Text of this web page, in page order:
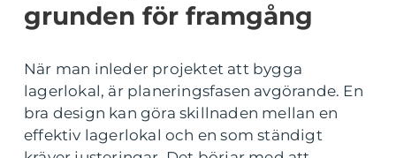
grunden för framgång
När man inleder projektet att bygga
lagerlokal, är planeringsfasen avgörande. En
bra design kan göra skillnaden mellan en
effektiv lagerlokal och en som ständigt